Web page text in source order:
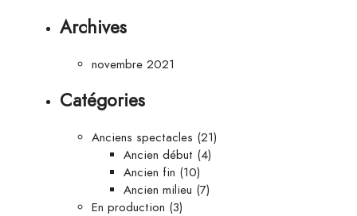
Archives
novembre 2021
Catégories
Anciens spectacles (21)
Ancien début (4)
Ancien fin (10)
Ancien milieu (7)
En production (3)